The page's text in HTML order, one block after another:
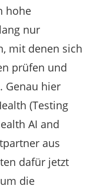
hohe
nur
mit denen sich
prüfen und
Genau hier
(Testing
AI and
aus
dafür jetzt
die